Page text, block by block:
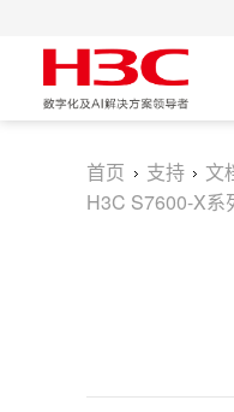
首页 支持 文
H3C S7600-X系